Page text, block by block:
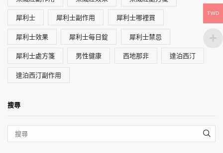
犀利士 犀利士副作用 犀利士哪裡買
犀利士效果 犀利士每日錠 犀利士禁忌
犀利士處方箋 男性健康 西地那非 達泊西汀
達泊西汀副作用
搜尋
TWD